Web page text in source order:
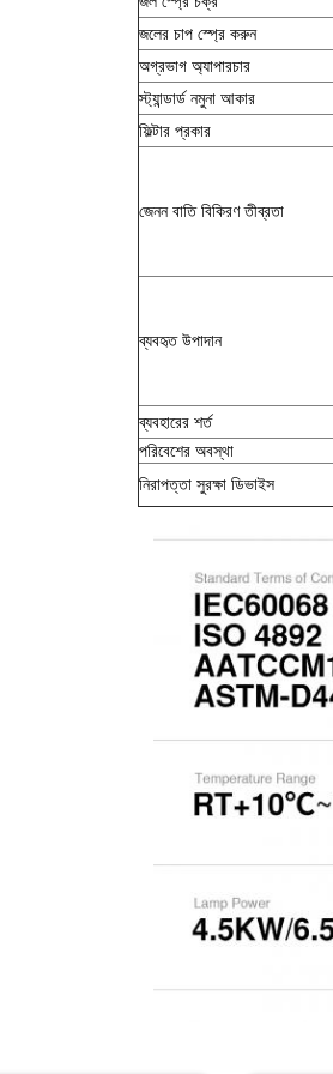
জলের চাপ স্প্রে করুন
অগ্রভাগ অ্যাপারচার
স্ট্যান্ডার্ড নমুনা আকার
ফিল্টার প্রকার
জেনন বাতি বিকিরণ তীব্রতা
ব্যবহৃত উপাদান
ব্যবহারের শর্ত
পরিবেশের অবস্থা
নিরাপত্তা সুরক্ষা ডিভাইস